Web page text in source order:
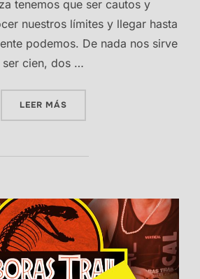
tenemos que ser cautos y
nuestros límites y llegar hasta
podemos. De nada nos sirve
ser cien, dos …
LEER MÁS